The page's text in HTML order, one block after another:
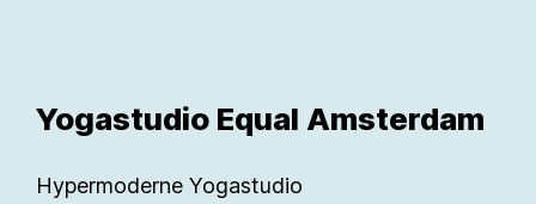
Yogastudio Equal Amsterdam
Hypermoderne Yogastudio